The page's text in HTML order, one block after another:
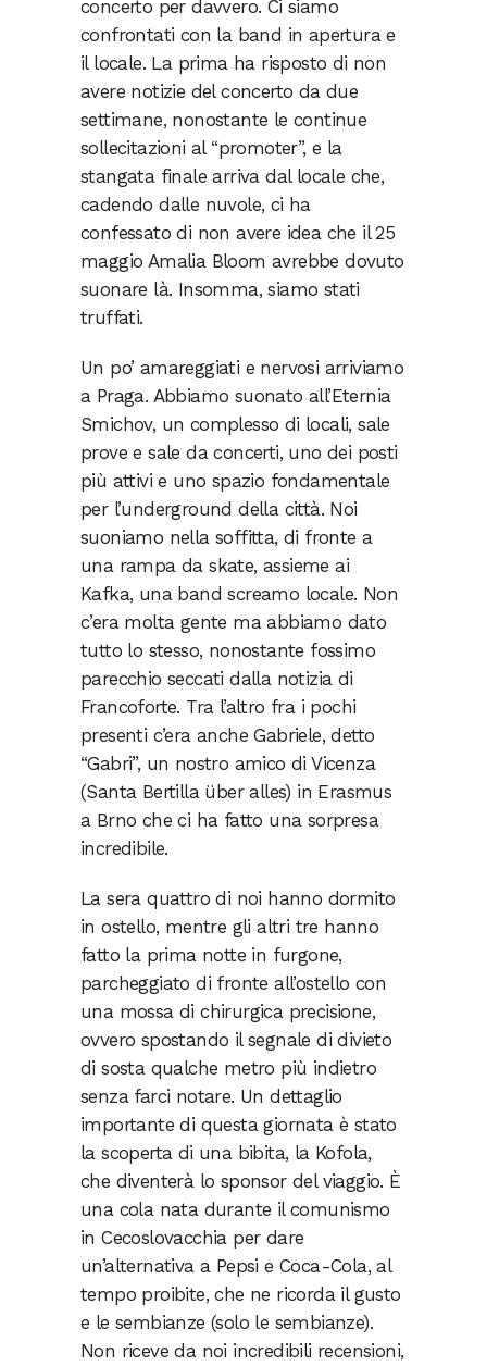
concerto per davvero. Ci siamo
confrontati con la band in apertura e
il locale. La prima ha risposto di non
avere notizie del concerto da due
settimane, nonostante le continue
sollecitazioni al “promoter”, e la
stangata finale arriva dal locale che,
cadendo dalle nuvole, ci ha
confessato di non avere idea che il 25
maggio Amalia Bloom avrebbe dovuto
suonare là. Insomma, siamo stati
truffati.
Un po’ amareggiati e nervosi arriviamo
a Praga. Abbiamo suonato all’Eternia
Smichov, un complesso di locali, sale
prove e sale da concerti, uno dei posti
più attivi e uno spazio fondamentale
per l’underground della città. Noi
suoniamo nella soffitta, di fronte a
una rampa da skate, assieme ai
Kafka, una band screamo locale. Non
c’era molta gente ma abbiamo dato
tutto lo stesso, nonostante fossimo
parecchio seccati dalla notizia di
Francoforte. Tra l’altro fra i pochi
presenti c’era anche Gabriele, detto
“Gabri”, un nostro amico di Vicenza
(Santa Bertilla über alles) in Erasmus
a Brno che ci ha fatto una sorpresa
incredibile.
La sera quattro di noi hanno dormito
in ostello, mentre gli altri tre hanno
fatto la prima notte in furgone,
parcheggiato di fronte all’ostello con
una mossa di chirurgica precisione,
ovvero spostando il segnale di divieto
di sosta qualche metro più indietro
senza farci notare. Un dettaglio
importante di questa giornata è stato
la scoperta di una bibita, la Kofola,
che diventerà lo sponsor del viaggio. È
una cola nata durante il comunismo
in Cecoslovacchia per dare
un’alternativa a Pepsi e Coca-Cola, al
tempo proibite, che ne ricorda il gusto
e le sembianze (solo le sembianze).
Non riceve da noi incredibili recensioni,